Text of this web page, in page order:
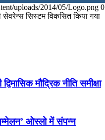
जुलाई 2026
जुलाई 2026
जुलाई 2026
uploads/2014/05/Logo.png 0
सेवरेन्‍स सिस्‍टम विकसित किया गया
मौद्रिक नीति समीक्षा
ओस्लो में संपन्न